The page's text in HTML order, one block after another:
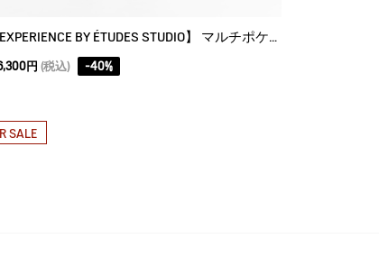
【AIGLE EXPERIENCE BY ÉTUDES STUDIO】 マルチポケットパンツ
円 (税込) -40%
SALE